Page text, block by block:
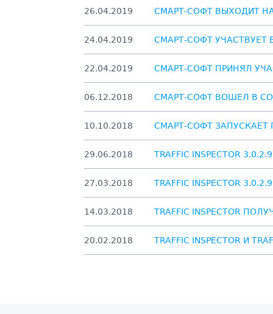
26.04.2019 СМАРТ-СОФТ ВЫХОДИТ
24.04.2019 СМАРТ-СОФТ УЧАСТВУЕТ
22.04.2019 СМАРТ-СОФТ ПРИНЯЛ
06.12.2018 СМАРТ-СОФТ ВОШЕЛ В
10.10.2018 СМАРТ-СОФТ ЗАПУСКАЕТ
29.06.2018 TRAFFIC INSPECTOR
27.03.2018 TRAFFIC INSPECTOR
14.03.2018 TRAFFIC INSPECTOR
20.02.2018 TRAFFIC INSPECTOR И